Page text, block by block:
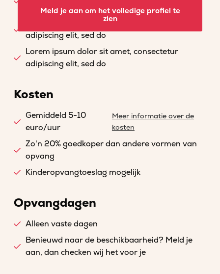
adipiscing elit, sed do
Lorem ipsum dolor sit amet, consectetur
adipiscing elit, sed do
Lorem ipsum dolor sit amet, consectetur
adipiscing elit, sed do
Meld je aan om het volledige profiel te
zien
Kosten
Gemiddeld 5-10
euro/uur
Meer informatie over de
kosten
Zo'n 20% goedkoper dan andere vormen van
opvang
Kinderopvangtoeslag mogelijk
Opvangdagen
Alleen vaste dagen
Benieuwd naar de beschikbaarheid? Meld je
aan, dan checken wij het voor je